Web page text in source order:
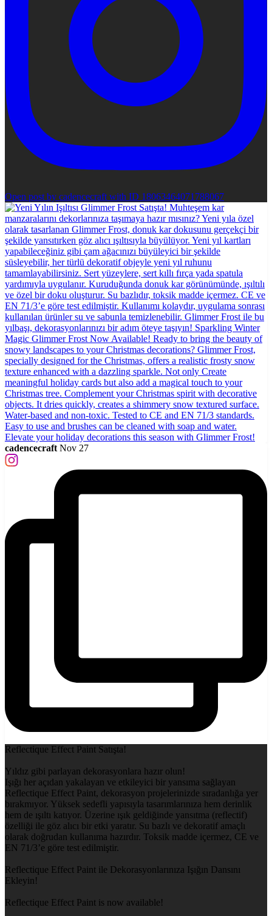
Open post by cadencecraft with ID 18063464071788067
cadencecraft Nov 27
Reflectique Effect Paint Satışta!
Yıldız gibi parlayan dekorasyonlara hazır olun!
Işığı her açıdan yakalayan ve etkileyici bir yansıma sağlayan
Reflectique Effect Paint, dekorasyon projelerinizde sıradanlığa yer
bırakmıyor. Yüksek sedefli yapısıyla tasarımlarınıza hem derinlik
hem de ışıltı katıyor. Üzerine ışık geldiğinde yansıtma (reflectif)
özelliği ile göz alıcı bir etki yaratır. Su bazlı ve dekoratif amaçlı
olarak doğrudan kullanıma hazırdır. Toksik madde içermez, CE ve
EN 71/3’e göre test edilmiştir.
Reflectique Effect Paint ile Dekorasyonlarınıza Işığın Dansını
Ekleyin!
Reflectique Effect Paint is now available!